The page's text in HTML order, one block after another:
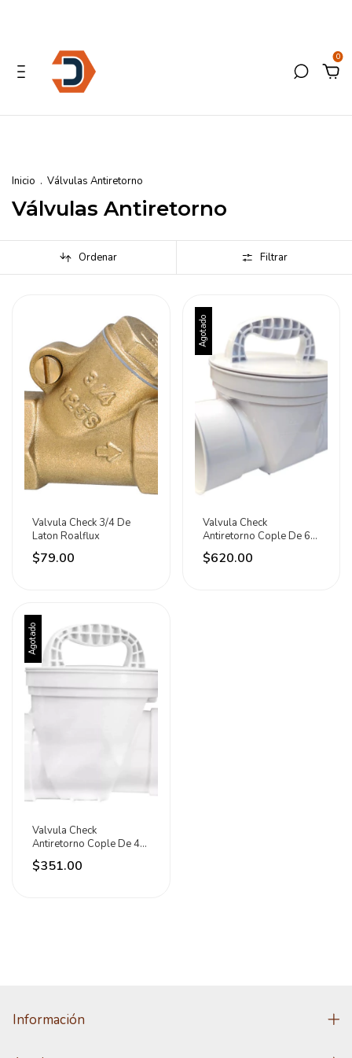
0
Inicio . Válvulas Antiretorno
Válvulas Antiretorno
Ordenar Filtrar
Valvula Check 3/4 De
Laton Roalflux
$79.00
Agotado
Valvula Check
Antiretorno Cople De 6
Para Drenaje Fleximatic
$620.00
Agotado
Valvula Check
Antiretorno Cople De 4
Para Drenaje Fleximatic
$351.00
Información